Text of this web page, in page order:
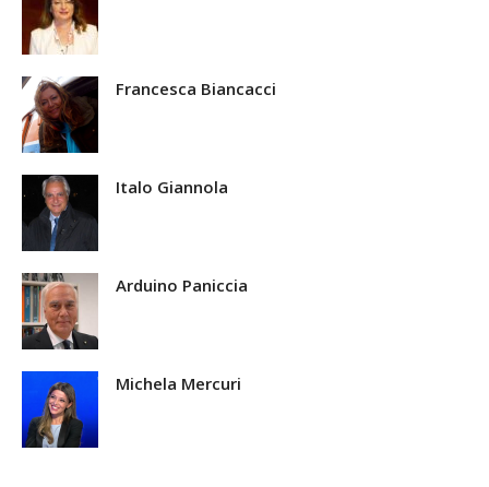
Francesca Biancacci
Italo Giannola
Arduino Paniccia
Michela Mercuri